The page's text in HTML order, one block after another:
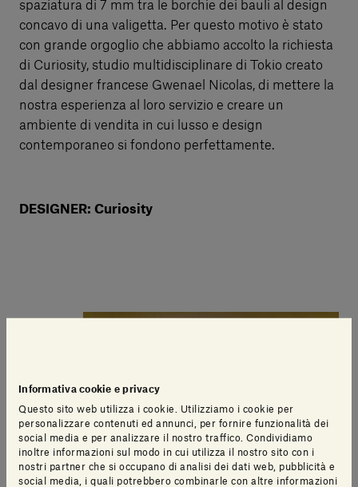
Informativa cookie e privacy
Questo sito web utilizza i cookie. Utilizziamo i cookie per
personalizzare contenuti ed annunci, per fornire funzionalità dei
social media e per analizzare il nostro traffico. Condividiamo
inoltre informazioni sul modo in cui utilizza il nostro sito con i
nostri partner che si occupano di analisi dei dati web, pubblicità e
social media, i quali potrebbero combinarle con altre informazioni
spaziatura di 7 mm tra le borchie dei bauli al design
concavo di una valigetta. Per questo motivo è stato
con grande orgoglio che abbiamo accolto la richiesta
di Curiosity, studio multidisciplinare di Tokio creato
dal designer francese Gwenael Nicolas, di mettere la
nostra esperienza al loro servizio e creare un
ambiente di vendita in cui lusso e design
contemporaneo si fondono perfettamente.
DESIGNER: Curiosity